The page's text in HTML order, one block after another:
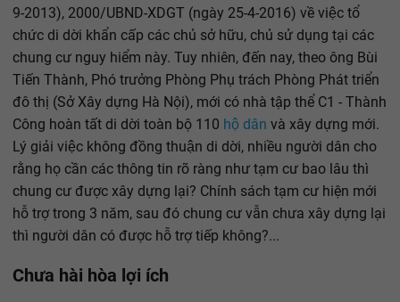
9-2013), 2000/UBND-XDGT (ngày 25-4-2016) về việc tổ
chức di dời khẩn cấp các chủ sở hữu, chủ sử dụng tại các
chung cư nguy hiểm này. Tuy nhiên, đến nay, theo ông Bùi
Tiến Thành, Phó trưởng Phòng Phụ trách Phòng Phát triển
đô thị (Sở Xây dựng Hà Nội), mới có nhà tập thể C1 - Thành
Công hoàn tất di dời toàn bộ 110 hộ dân và xây dựng mới.
Lý giải việc không đồng thuận di dời, nhiều người dân cho
rằng họ cần các thông tin rõ ràng như tạm cư bao lâu thì
chung cư được xây dựng lại? Chính sách tạm cư hiện mới
hỗ trợ trong 3 năm, sau đó chung cư vẫn chưa xây dựng lại
thì người dân có được hỗ trợ tiếp không?...
Chưa hài hòa lợi ích